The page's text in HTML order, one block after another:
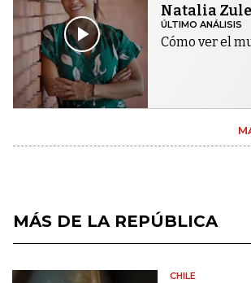
Natalia
ÚLTIMO ANÁLISIS
Cómo ver el
MÁS DE LA REPÚBLICA
CHILE